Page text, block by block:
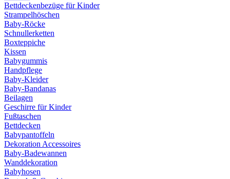
Bettdeckenbezüge für Kinder
Strampelhöschen
Baby-Röcke
Schnullerketten
Boxteppiche
Kissen
Babygummis
Handpflege
Baby-Kleider
Baby-Bandanas
Beilagen
Geschirre für Kinder
Fußtaschen
Bettdecken
Babypantoffeln
Dekoration Accessoires
Baby-Badewannen
Wanddekoration
Babyhosen